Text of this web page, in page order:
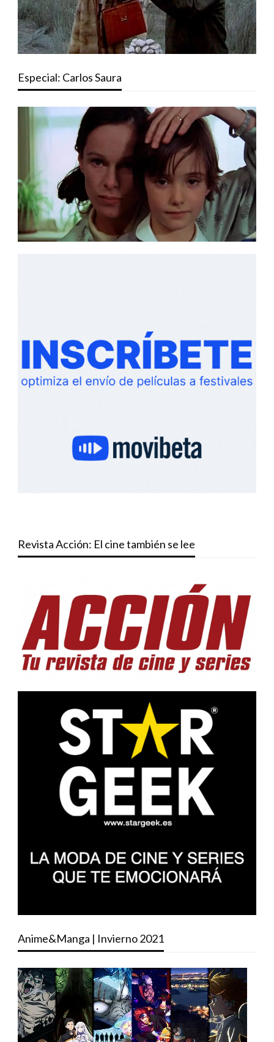
Especial: Carlos Saura
Revista Acción: El cine también se lee
Anime&Manga | Invierno 2021